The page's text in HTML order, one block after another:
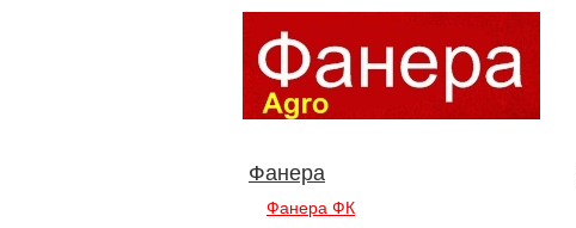
Фанера
Фанера ФК